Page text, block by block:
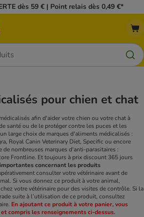
dès 59 € | Point relais dès 0,49 €*
pour chien et chat
afin d'aider votre chien ou votre chat à
santé ou de le protéger contre les puces et les
large choix de marques d'aliments médicalisés :
Royal Canin Veterinary Diet, Specific ou encore
nombreuses marques d'anti-parasitaires :
Frontline. Et toujours à prix discount 365 jours
concernant les produits
consulter votre vétérinaire avant de
Si vous donnez ce produit à votre animal,
votre vétérinaire pour des visites de contrôle. Si la
suite à l’utilisation de ce produit, consultez
En ajoutant ce produit à votre panier, vous
compris les renseignements ci-dessus.